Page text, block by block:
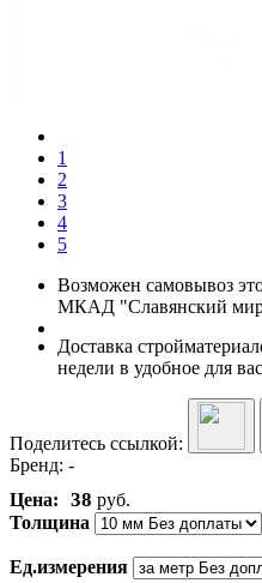
1
2
3
4
5
Возможен самовывоз
МКАД "Славянский
Доставка
недели в удобное для
Поделитесь ссылкой:
Бренд: -
Цена:
38 руб.
Толщина
Ед.измерения